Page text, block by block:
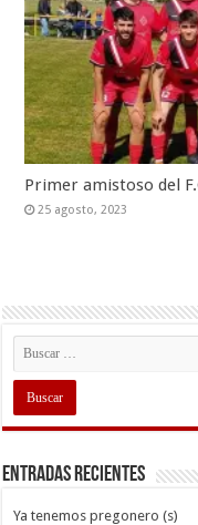
Primer amistoso del
25 agosto, 2023
Entradas recientes
Ya tenemos pregonero (s)